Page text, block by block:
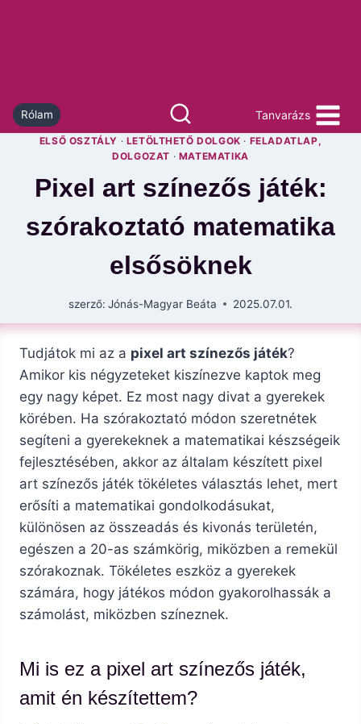
Rólam Tanvarázs
ELSŐ OSZTÁLY · LETÖLTHETŐ DOLGOK · FELADATLAP,
DOLGOZAT · MATEMATIKA
Pixel art színezős játék:
szórakoztató matematika
elsősöknek
szerző: Jónás-Magyar Beáta 2025.07.01.
Tudjátok mi az a pixel art színezős játék?
Amikor kis négyzeteket kiszínezve kaptok meg
egy nagy képet. Ez most nagy divat a gyerekek
körében. Ha szórakoztató módon szeretnétek
segíteni a gyerekeknek a matematikai készségeik
fejlesztésében, akkor az általam készített pixel
art színezős játék tökéletes választás lehet, mert
erősíti a matematikai gondolkodásukat,
különösen az összeadás és kivonás területén,
egészen a 20-as számkörig, miközben a remekül
szórakoznak. Tökéletes eszköz a gyerekek
számára, hogy játékos módon gyakorolhassák a
számolást, miközben színeznek.
Mi is ez a pixel art színezős játék,
amit én készítettem?